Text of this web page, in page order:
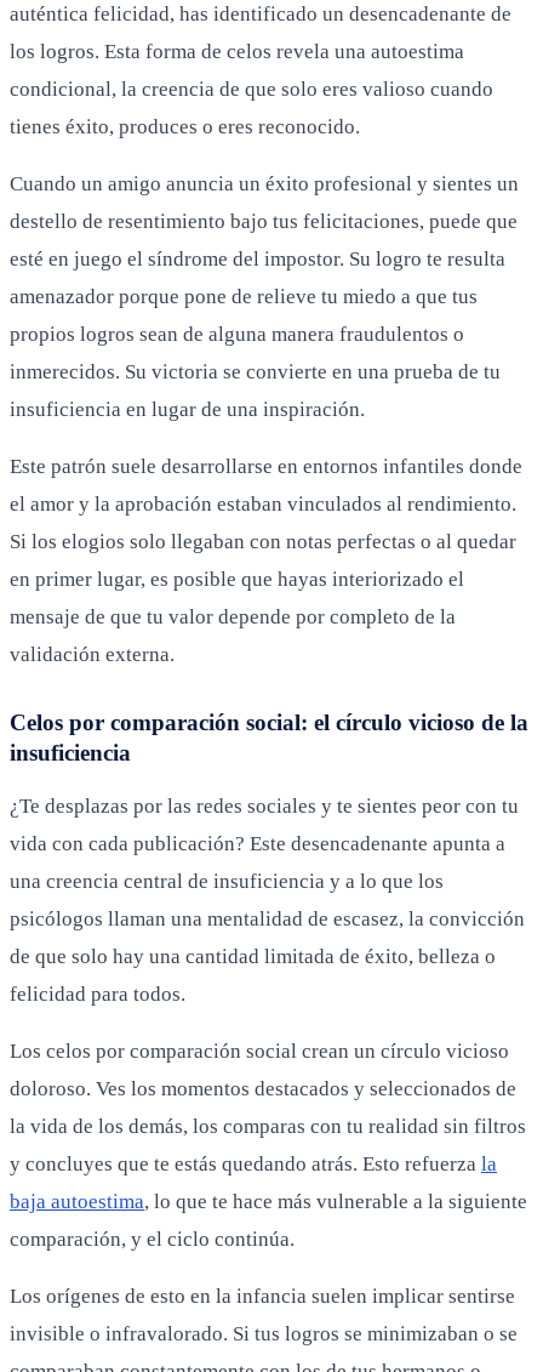
auténtica felicidad, has identificado un desencadenante de
los logros. Esta forma de celos revela una autoestima
condicional, la creencia de que solo eres valioso cuando
tienes éxito, produces o eres reconocido.
Cuando un amigo anuncia un éxito profesional y sientes un
destello de resentimiento bajo tus felicitaciones, puede que
esté en juego el síndrome del impostor. Su logro te resulta
amenazador porque pone de relieve tu miedo a que tus
propios logros sean de alguna manera fraudulentos o
inmerecidos. Su victoria se convierte en una prueba de tu
insuficiencia en lugar de una inspiración.
Este patrón suele desarrollarse en entornos infantiles donde
el amor y la aprobación estaban vinculados al rendimiento.
Si los elogios solo llegaban con notas perfectas o al quedar
en primer lugar, es posible que hayas interiorizado el
mensaje de que tu valor depende por completo de la
validación externa.
Celos por comparación social: el círculo vicioso de la
insuficiencia
¿Te desplazas por las redes sociales y te sientes peor con tu
vida con cada publicación? Este desencadenante apunta a
una creencia central de insuficiencia y a lo que los
psicólogos llaman una mentalidad de escasez, la convicción
de que solo hay una cantidad limitada de éxito, belleza o
felicidad para todos.
Los celos por comparación social crean un círculo vicioso
doloroso. Ves los momentos destacados y seleccionados de
la vida de los demás, los comparas con tu realidad sin filtros
y concluyes que te estás quedando atrás. Esto refuerza la
baja autoestima, lo que te hace más vulnerable a la siguiente
comparación, y el ciclo continúa.
Los orígenes de esto en la infancia suelen implicar sentirse
invisible o infravalorado. Si tus logros se minimizaban o se